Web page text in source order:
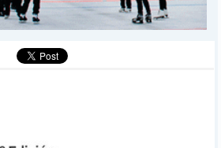
BÚSQUEDA